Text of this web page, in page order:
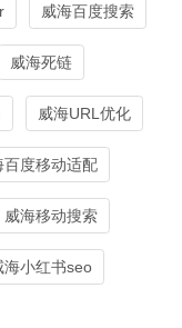
威海百度搜索
威海死链
威海URL优化
百度移动适配
威海移动搜索
海小红书seo